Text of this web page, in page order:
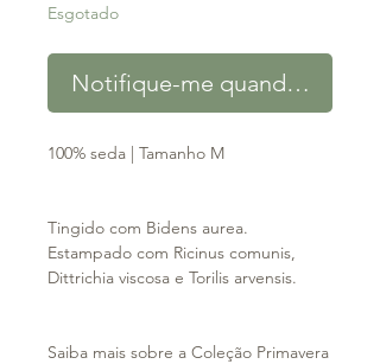
Esgotado
Notifique-me quando estiver
100% seda | Tamanho M
Tingido com Bidens aurea.
Estampado com Ricinus comunis,
Dittrichia viscosa e Torilis arvensis.
Saiba mais sobre a Coleção Primavera